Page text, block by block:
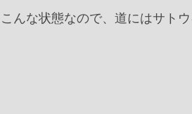
こんな状態なので、道にはサト